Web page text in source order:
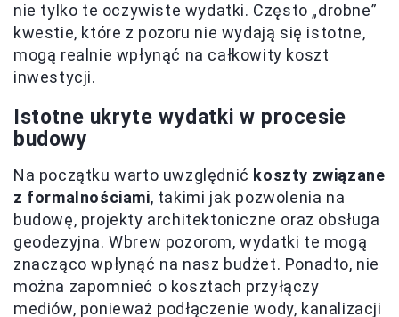
nie tylko te oczywiste wydatki. Często „drobne”
kwestie, które z pozoru nie wydają się istotne,
mogą realnie wpłynąć na całkowity koszt
inwestycji.
Istotne ukryte wydatki w procesie
budowy
Na początku warto uwzględnić koszty związane
z formalnościami, takimi jak pozwolenia na
budowę, projekty architektoniczne oraz obsługa
geodezyjna. Wbrew pozorom, wydatki te mogą
znacząco wpłynąć na nasz budżet. Ponadto, nie
można zapomnieć o kosztach przyłączy
mediów, ponieważ podłączenie wody, kanalizacji